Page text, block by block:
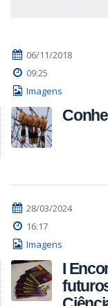
06/11/2018
09:25
Imagens
28/03/2024
16:17
Imagens
I